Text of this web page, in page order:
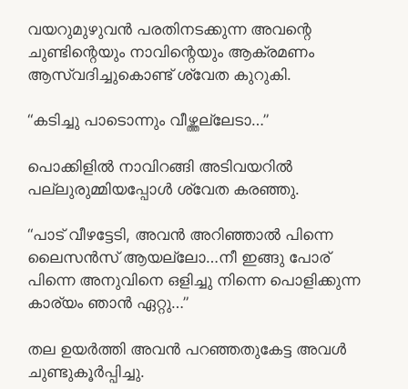
വയറുമുഴുവൻ പരതിനടക്കുന്ന അവന്റെ
ചുണ്ടിന്റെയും നാവിന്റെയും ആക്രമണം
ആസ്വദിച്ചുകൊണ്ട് ശ്വേത കുറുകി.
“കടിച്ചു പാടൊന്നും വീഴ്ത്തല്ലേടാ…”
പൊക്കിളിൽ നാവിറങ്ങി അടിവയറിൽ
പല്ലുരുമ്മിയപ്പോൾ ശ്വേത കരഞ്ഞു.
“പാട് വീഴട്ടേടി, അവൻ അറിഞ്ഞാൽ പിന്നെ
ലൈസൻസ് ആയല്ലോ…നീ ഇങ്ങു പോര്
പിന്നെ അനുവിനെ ഒളിച്ചു നിന്നെ പൊളിക്കുന്ന
കാര്യം ഞാൻ ഏറ്റു…”
തല ഉയർത്തി അവൻ പറഞ്ഞതുകേട്ട അവൾ
ചുണ്ടുകൂർപ്പിച്ചു.